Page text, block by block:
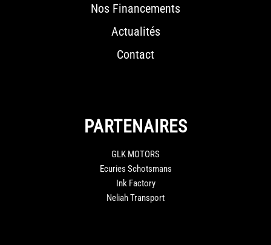
Nos Financements
Actualités
Contact
PARTENAIRES
GLK MOTORS
Ecuries Schotsmans
Ink Factory
Neliah Transport